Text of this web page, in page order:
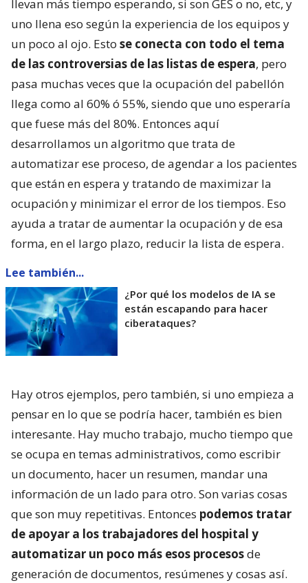
llevan más tiempo esperando, si son GES o no, etc, y
uno llena eso según la experiencia de los equipos y
un poco al ojo. Esto se conecta con todo el tema
de las controversias de las listas de espera, pero
pasa muchas veces que la ocupación del pabellón
llega como al 60% ó 55%, siendo que uno esperaría
que fuese más del 80%. Entonces aquí
desarrollamos un algoritmo que trata de
automatizar ese proceso, de agendar a los pacientes
que están en espera y tratando de maximizar la
ocupación y minimizar el error de los tiempos. Eso
ayuda a tratar de aumentar la ocupación y de esa
forma, en el largo plazo, reducir la lista de espera.
Lee también...
¿Por qué los modelos de IA se
están escapando para hacer
ciberataques?
Hay otros ejemplos, pero también, si uno empieza a
pensar en lo que se podría hacer, también es bien
interesante. Hay mucho trabajo, mucho tiempo que
se ocupa en temas administrativos, como escribir
un documento, hacer un resumen, mandar una
información de un lado para otro. Son varias cosas
que son muy repetitivas. Entonces podemos tratar
de apoyar a los trabajadores del hospital y
automatizar un poco más esos procesosde
generación de documentos, resúmenes y cosas así.